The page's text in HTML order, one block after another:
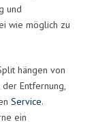
und
wie möglich zu
hängen von
Entfernung,
Service.
ein